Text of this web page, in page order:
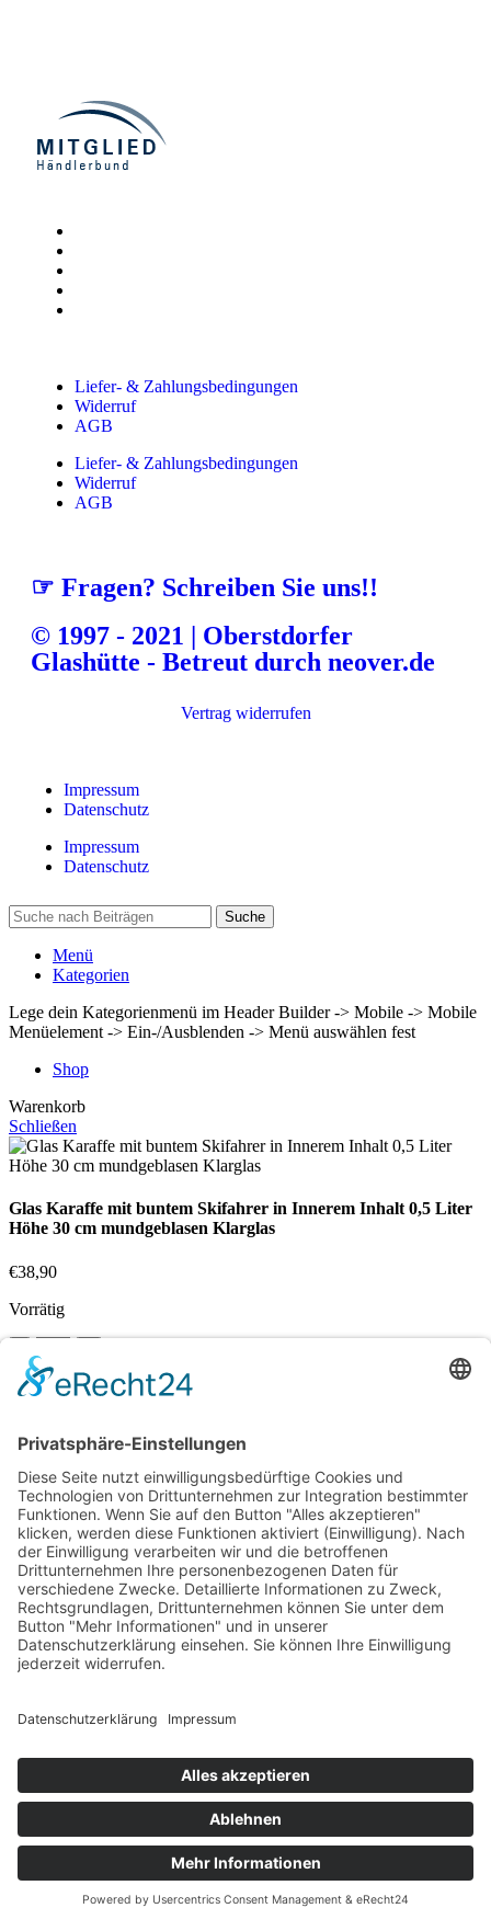
Liefer- & Zahlungsbedingungen
Widerruf
AGB
Liefer- & Zahlungsbedingungen
Widerruf
AGB
☞ Fragen? Schreiben Sie uns!!
© 1997 - 2021 | Oberstdorfer
Glashütte - Betreut durch neover.de
Vertrag widerrufen
Impressum
Datenschutz
Impressum
Datenschutz
Suche
Menü
Kategorien
Lege dein Kategorienmenü im Header Builder -> Mobile -> Mobile
Menüelement -> Ein-/Ausblenden -> Menü auswählen fest
Shop
Warenkorb
Schließen
Glas Karaffe mit buntem Skifahrer in Innerem Inhalt 0,5 Liter
Höhe 30 cm mundgeblasen Klarglas
€38,90
Vorrätig
In den Warenkorb
Vergleichen
Beginnen Sie mit der Eingabe, um die gewünschten Beiträge
anzuzeigen.
Kostenloser Versand ab 75,- €
Handgefertigt in Europa
Perfekt als Geschenk